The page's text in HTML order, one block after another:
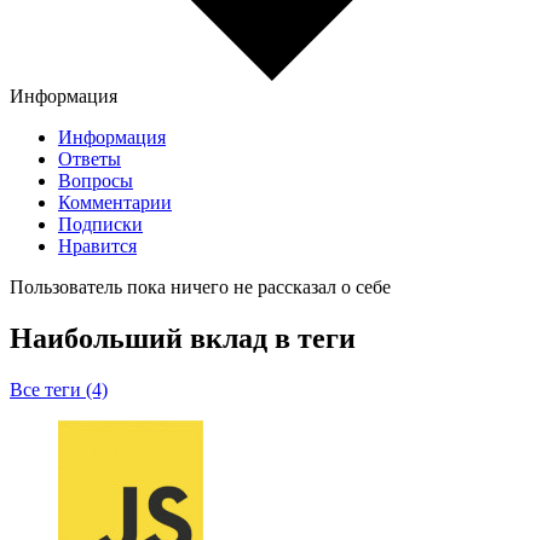
Информация
Информация
Ответы
Вопросы
Комментарии
Подписки
Нравится
Пользователь пока ничего не рассказал о себе
Наибольший вклад в теги
Все теги (4)